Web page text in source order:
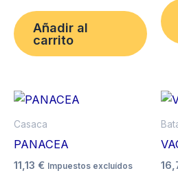
Añadir al
carrito
se
Casaca
PANACEA
11,13 € Impuestos excluídos
Este